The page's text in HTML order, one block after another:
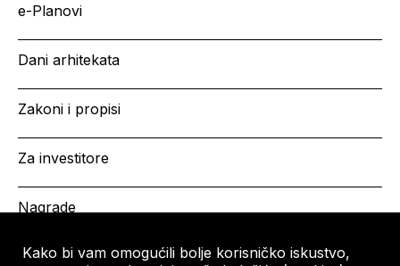
Kako bi vam omogućili bolje korisničko iskustvo,
e-Planovi
Dani arhitekata
Zakoni i propisi
Za investitore
Nagrade